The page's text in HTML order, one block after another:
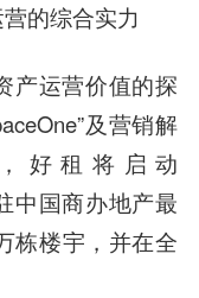
的综合实力
运营价值的探
及营销解
好租将启动
中国商办地产最
栋楼宇，并在全